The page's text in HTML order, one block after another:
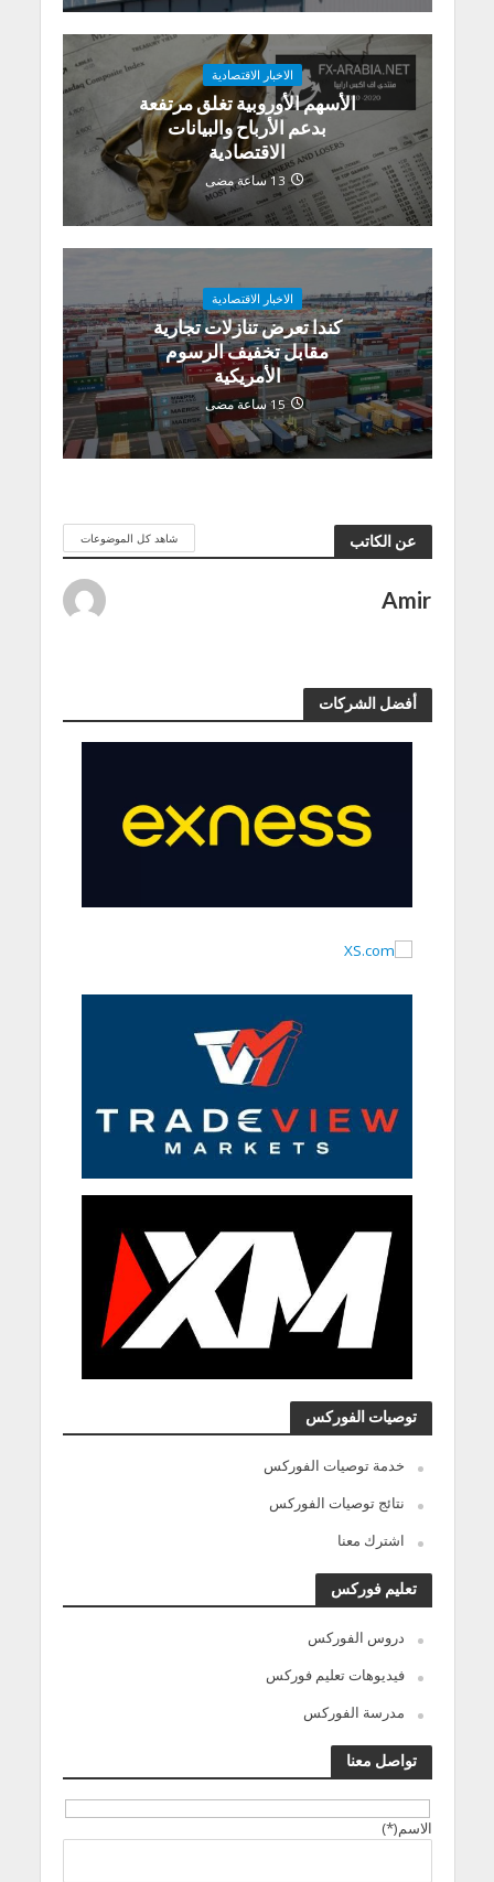
الاخبار الاقتصادية
الأسهم الأوروبية تغلق مرتفعة
بدعم الأرباح والبيانات
الاقتصادية
13 ساعة مضى
الاخبار الاقتصادية
كندا تعرض تنازلات تجارية
مقابل تخفيف الرسوم
الأمريكية
15 ساعة مضى
عن الكاتب شاهد كل الموضوعات
Amir
أفضل الشركات
توصيات الفوركس
خدمة توصيات الفوركس
نتائج توصيات الفوركس
اشترك معنا
تعليم فوركس
دروس الفوركس
فيديوهات تعليم فوركس
مدرسة الفوركس
تواصل معنا
الاسم(*)